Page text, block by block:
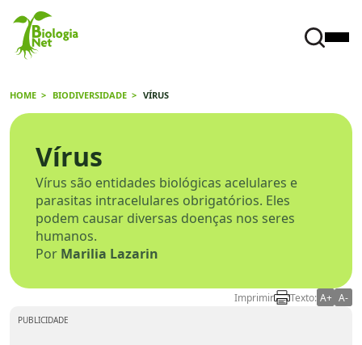
HOME BIODIVERSIDADE VÍRUS
Vírus
Vírus são entidades biológicas acelulares e
parasitas intracelulares obrigatórios. Eles
podem causar diversas doenças nos seres
humanos.
Por Marilia Lazarin
Imprimir Texto: A+ A-
PUBLICIDADE